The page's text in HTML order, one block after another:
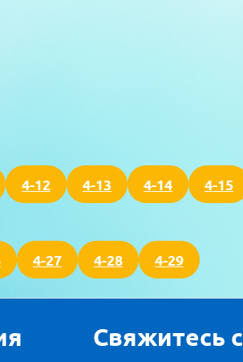
4-12 4-13 4-14 4-15
4-27 4-28 4-29
Свяжитесь с